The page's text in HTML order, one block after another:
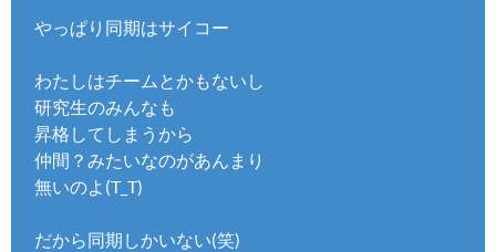
やっぱり同期はサイコー
わたしはチームとかもないし
研究生のみんなも
昇格してしまうから
仲間？みたいなのがあんまり
無いのよ(T_T)
だから同期しかいない(笑)